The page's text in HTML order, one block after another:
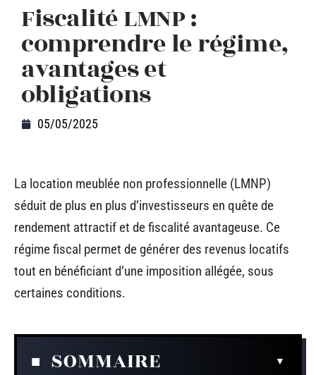
Fiscalité LMNP :
comprendre le régime,
avantages et
obligations
05/05/2025
La location meublée non professionnelle (LMNP)
séduit de plus en plus d’investisseurs en quête de
rendement attractif et de fiscalité avantageuse. Ce
régime fiscal permet de générer des revenus locatifs
tout en bénéficiant d’une imposition allégée, sous
certaines conditions.
SOMMAIRE